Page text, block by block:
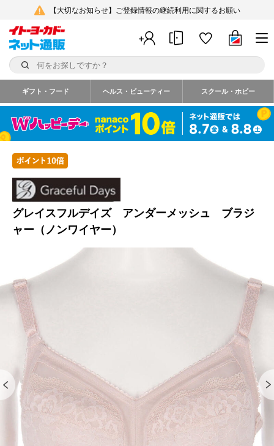
【大切なお知らせ】ご登録情報の継続利用に関するお願い
ギフト・フード ヘルス・ビューティー スクール・ホビー
グレイスフルデイズ アンダーメッシュ ブラジ
ャー（ノンワイヤー）